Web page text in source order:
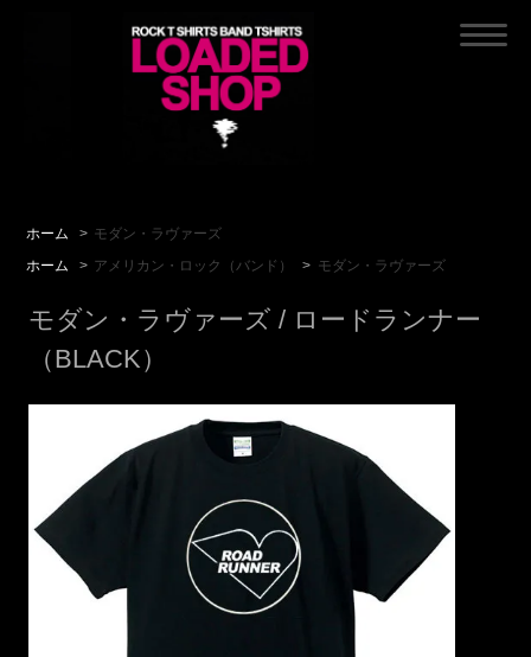
ホーム > モダン・ラヴァーズ
ホーム
> アメリカン・ロック（バンド） > モダン・ラヴァーズ
モダン・ラヴァーズ / ロードランナー
（BLACK）